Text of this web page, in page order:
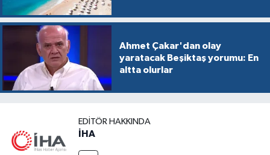
Ahmet Çakar'dan olay
yaratacak Beşiktaş yorumu: En
altta olurlar
EDITÖR HAKKINDA
İHA